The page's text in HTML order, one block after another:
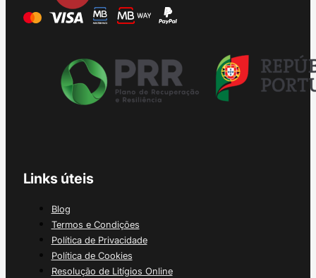
Links úteis
Blog
Termos e Condições
Política de Privacidade
Política de Cookies
Resolução de Litígios Online